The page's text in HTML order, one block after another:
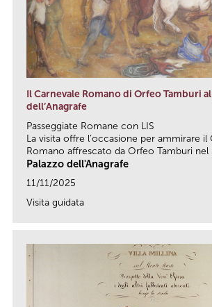
Il Carnevale Romano di Orfeo Tamburi
dell’Anagrafe
Passeggiate Romane con LIS
La visita offre l’occasione per ammirare il
Romano affrescato da Orfeo Tamburi nel
Palazzo dell'Anagrafe
11/11/2025
Visita guidata